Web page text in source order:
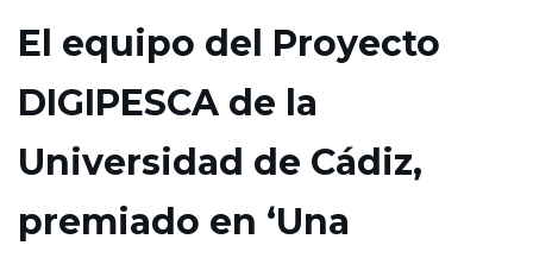
El equipo del Proyecto
DIGIPESCA de la
Universidad de Cádiz,
premiado en ‘Una